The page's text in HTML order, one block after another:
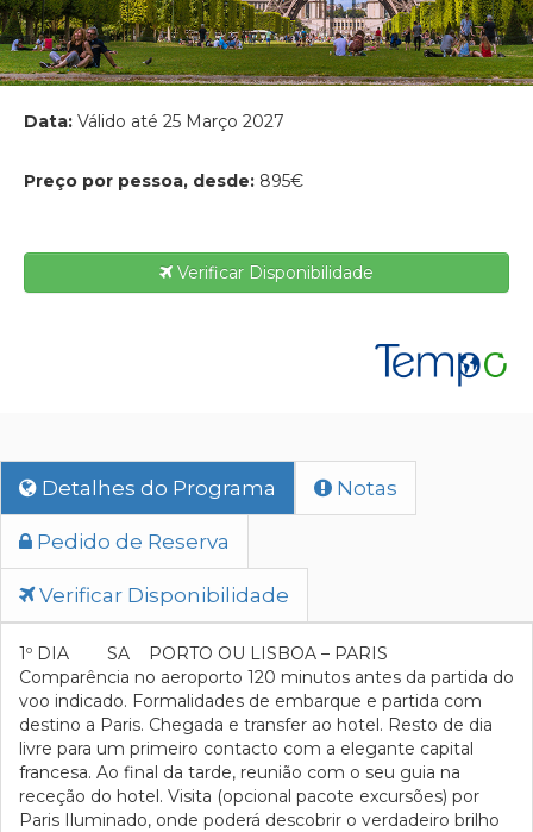
Data: Válido até 25 Março 2027
Preço por pessoa, desde: 895€
Verificar Disponibilidade
Detalhes do Programa Notas
Pedido de Reserva
Verificar Disponibilidade
1º DIA SA PORTO OU LISBOA – PARIS
Comparência no aeroporto 120 minutos antes da partida do
voo indicado. Formalidades de embarque e partida com
destino a Paris. Chegada e transfer ao hotel. Resto de dia
livre para um primeiro contacto com a elegante capital
francesa. Ao final da tarde, reunião com o seu guia na
receção do hotel. Visita (opcional pacote excursões) por
Paris Iluminado, onde poderá descobrir o verdadeiro brilho